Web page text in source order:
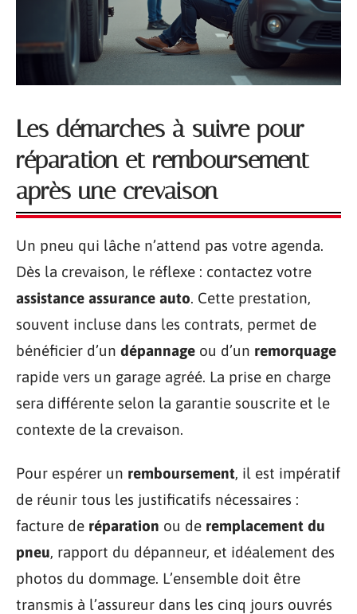
Les démarches à suivre pour
réparation et remboursement
après une crevaison
Un pneu qui lâche n’attend pas votre agenda.
Dès la crevaison, le réflexe : contactez votre
assistance assurance auto. Cette prestation,
souvent incluse dans les contrats, permet de
bénéficier d’un dépannage ou d’un remorquage
rapide vers un garage agréé. La prise en charge
sera différente selon la garantie souscrite et le
contexte de la crevaison.
Pour espérer un remboursement, il est impératif
de réunir tous les justificatifs nécessaires :
facture de réparation ou de remplacement du
pneu, rapport du dépanneur, et idéalement des
photos du dommage. L’ensemble doit être
transmis à l’assureur dans les cinq jours ouvrés